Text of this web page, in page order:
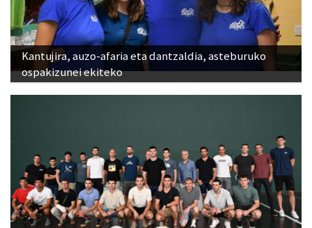
Kantujira, auzo-afaria eta dantzaldia, asteburuko
ospakizunei ekiteko